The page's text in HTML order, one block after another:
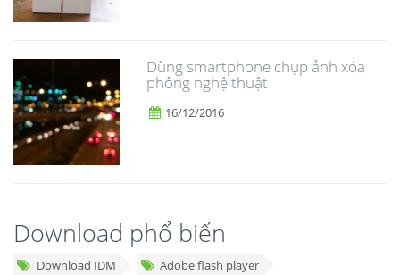
Dùng smartphone chụp ảnh xóa
phông nghệ thuật
16/12/2016
Download phổ biến
Download IDM
Adobe flash player